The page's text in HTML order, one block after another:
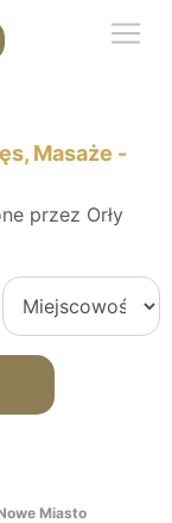
Masaże -
przez Orły
Miasto